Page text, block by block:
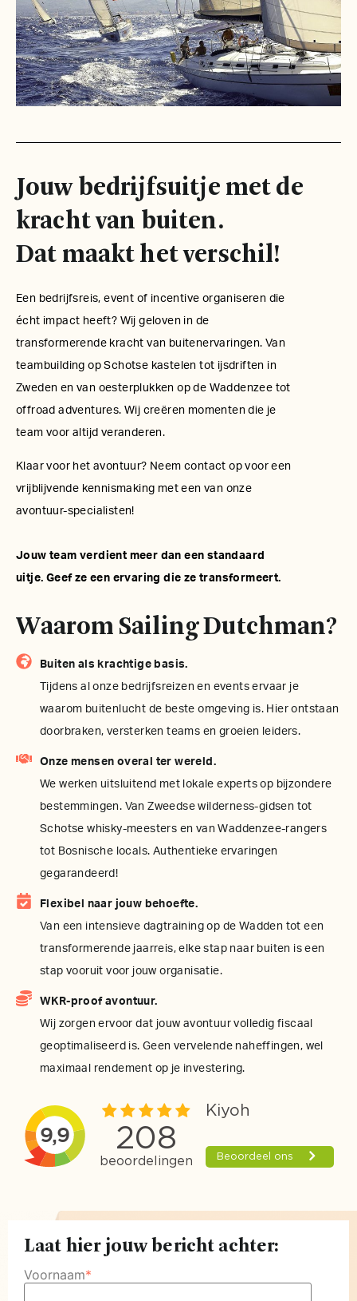
Jouw bedrijfsuitje met de
kracht van buiten.
Dat maakt het verschil!
Een bedrijfsreis, event of incentive organiseren die
écht impact heeft? Wij geloven in de
transformerende kracht van buitenervaringen. Van
teambuilding op Schotse kastelen tot ijsdriften in
Zweden en van oesterplukken op de Waddenzee tot
offroad adventures. Wij creëren momenten die je
team voor altijd veranderen.
Klaar voor het avontuur? Neem contact op voor een
vrijblijvende kennismaking met een van onze
avontuur-specialisten!
Jouw team verdient meer dan een standaard
uitje. Geef ze een ervaring die ze transformeert.
Waarom Sailing Dutchman?
Buiten als krachtige basis.
Tijdens al onze bedrijfsreizen en events ervaar je
waarom buitenlucht de beste omgeving is. Hier ontstaan
doorbraken, versterken teams en groeien leiders.
Onze mensen overal ter wereld.
We werken uitsluitend met lokale experts op bijzondere
bestemmingen. Van Zweedse wilderness-gidsen tot
Schotse whisky-meesters en van Waddenzee-rangers
tot Bosnische locals. Authentieke ervaringen
gegarandeerd!
Flexibel naar jouw behoefte.
Van een intensieve dagtraining op de Wadden tot een
transformerende jaarreis, elke stap naar buiten is een
stap vooruit voor jouw organisatie.
WKR-proof avontuur.
Wij zorgen ervoor dat jouw avontuur volledig fiscaal
geoptimaliseerd is. Geen vervelende naheffingen, wel
maximaal rendement op je investering.
Laat hier jouw bericht achter:
Voornaam*